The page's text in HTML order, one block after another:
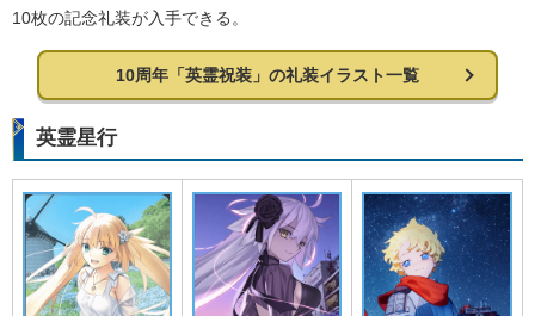
10枚の記念礼装が入手できる。
10周年「英霊祝装」の礼装イラスト一覧
英霊星行